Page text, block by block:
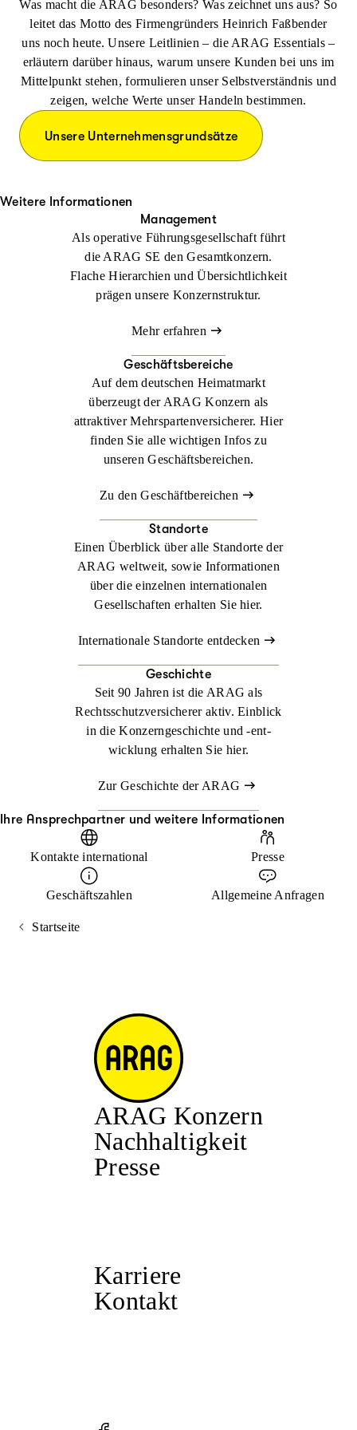
Wir arbeiten über Ländergrenzen hinweg zusammen, um
voneinander zu lernen.
So ist unsere Internationalität ein Garant für die erfolgreiche
Fortentwicklung des Unternehmens.
spiegelt sich auch in den vielen Auszeichnungen und Prüfsiegeln
wider, die wir regelmäßig von unabhängigen Instituten erhalten.
reinvestiert, um die ARAG zu stärken. All das macht uns zu
einem solventen und stabilen Unternehmen. Davon profitieren
unsere Kunden, unsere Mitarbeiterinnen und Mitarbeiter sowie
unsere Eigentümer.
Was macht die ARAG besonders? Was zeichnet uns aus? So
leitet das Motto des Firmengründers Heinrich Faßbender
uns noch heute. Unsere Leitlinien – die ARAG Essentials –
erläutern darüber hinaus, warum unsere Kunden bei uns im
Mittelpunkt stehen, formulieren unser Selbstverständnis und
zeigen, welche Werte unser Handeln bestimmen.
Unsere Unternehmensgrundsätze
Weitere Informationen
Management
Als operative Führungs­gesellschaft führt
die ARAG SE den Gesamtkonzern.
Flache Hierarchien und Übersichtlichkeit
prägen unsere Konzernstruktur.
Mehr erfahren
Geschäftsbereiche
Auf dem deutschen Heimatmarkt
überzeugt der ARAG Konzern als
attraktiver Mehrsparten­versicherer. Hier
finden Sie alle wichtigen Infos zu
unseren Geschäftsbereichen.
Zu den Geschäftbereichen
Standorte
Einen Überblick über alle Standorte der
ARAG weltweit, sowie Informationen
über die einzelnen internationalen
Gesellschaften erhalten Sie hier.
Internationale Standorte entdecken
Geschichte
Seit 90 Jahren ist die ARAG als
Rechtsschutz­versicherer aktiv. Einblick
in die Konzerngeschichte und -ent­
wicklung erhalten Sie hier.
Zur Geschichte der ARAG
Ihre Ansprechpartner und weitere Informationen
Kontakte international Presse
Geschäftszahlen Allgemeine Anfragen
Startseite
ARAG Konzern
Nachhaltigkeit
Presse
Karriere
Kontakt